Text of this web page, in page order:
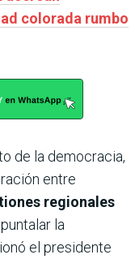
colorada rumbo
de la democracia,
entre
regionales
la
el presidente